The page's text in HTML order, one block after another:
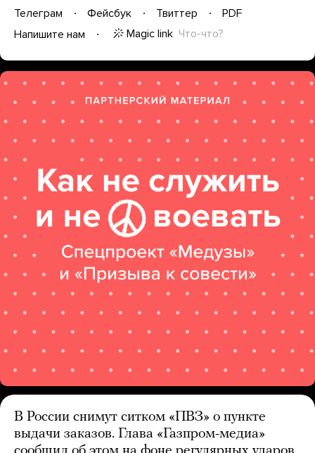
Телеграм Фейсбук Твиттер
PDF
Напишите нам
Magic link Что-что?
В России снимут ситком «ПВЗ» о пункте
выдачи заказов. Глава «Газпром-медиа»